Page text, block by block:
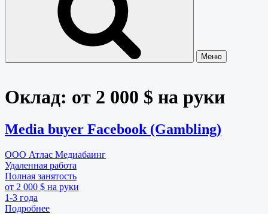
Меню
Оклад: от 2 000 $ на руки
Media buyer Facebook (Gambling)
ООО Атлас Медиабаинг
Удаленная работа
Полная занятость
от 2 000 $ на руки
1-3 года
Подробнее